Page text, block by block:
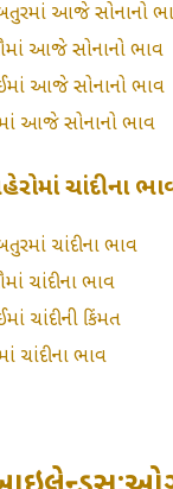
આજે સોનાનો
આજે સોનાનો ભાવ
આજે સોનાનો ભાવ
આજે સોનાનો ભાવ
ચાંદીના
ચાંદીના ભાવ
ચાંદીના ભાવ
ચાંદીની કિંમત
ચાંદીના ભાવ